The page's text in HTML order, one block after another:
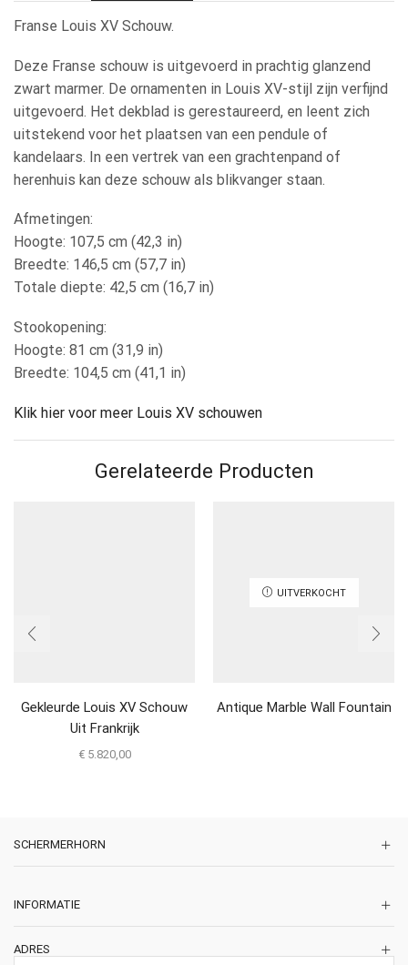
Franse Louis XV Schouw.
Deze Franse schouw is uitgevoerd in prachtig glanzend
zwart marmer. De ornamenten in Louis XV-stijl zijn verfijnd
uitgevoerd. Het dekblad is gerestaureerd, en leent zich
uitstekend voor het plaatsen van een pendule of
kandelaars. In een vertrek van een grachtenpand of
herenhuis kan deze schouw als blikvanger staan.
Afmetingen:
Hoogte: 107,5 cm (42,3 in)
Breedte: 146,5 cm (57,7 in)
Totale diepte: 42,5 cm (16,7 in)
Stookopening:
Hoogte: 81 cm (31,9 in)
Breedte: 104,5 cm (41,1 in)
Klik hier voor meer Louis XV schouwen
Gerelateerde Producten
Gekleurde Louis XV Schouw
Uit Frankrijk
€5.820,00
UITVERKOCHT
Antique Marble Wall Fountain
SCHERMERHORN
INFORMATIE
ADRES